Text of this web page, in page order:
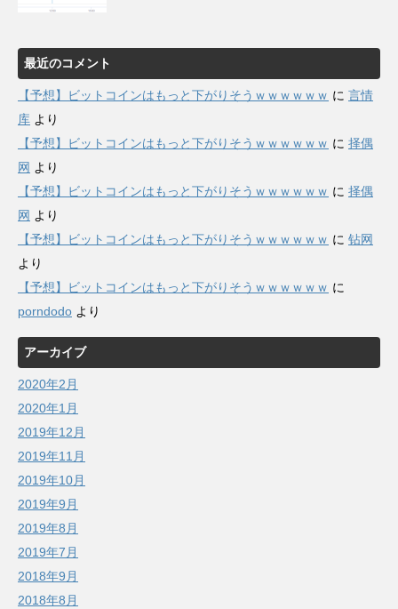
最近のコメント
【予想】ビットコインはもっと下がりそうｗｗｗｗｗｗ に 言情
库 より
【予想】ビットコインはもっと下がりそうｗｗｗｗｗｗ に 择偶
网 より
【予想】ビットコインはもっと下がりそうｗｗｗｗｗｗ に 择偶
网 より
【予想】ビットコインはもっと下がりそうｗｗｗｗｗｗ に 钻网
より
【予想】ビットコインはもっと下がりそうｗｗｗｗｗｗ に
porndodo より
アーカイブ
2020年2月
2020年1月
2019年12月
2019年11月
2019年10月
2019年9月
2019年8月
2019年7月
2018年9月
2018年8月